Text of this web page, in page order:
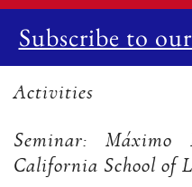
Subscribe to
Activities
Seminar: Máximo
California School of